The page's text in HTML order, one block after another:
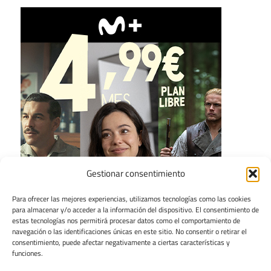
Gestionar consentimiento
Para ofrecer las mejores experiencias, utilizamos tecnologías como las cookies
para almacenar y/o acceder a la información del dispositivo. El consentimiento de
estas tecnologías nos permitirá procesar datos como el comportamiento de
navegación o las identificaciones únicas en este sitio. No consentir o retirar el
consentimiento, puede afectar negativamente a ciertas características y
funciones.